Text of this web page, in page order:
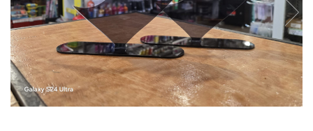
Suporti pictura
Blocuri pictura
Panza pe sasiu
Auxiliare pictura
Alte auxiliare
Auxiliare pictura in acrilic
Caiete A4
Caiete A5
Caiete Speciale
Coperte Plastic
Spirala
Capsatoare ,Decapsatoare,
Ceasuri
Harti si Globuri
Lazi
Litere si cifre
Machete lemn